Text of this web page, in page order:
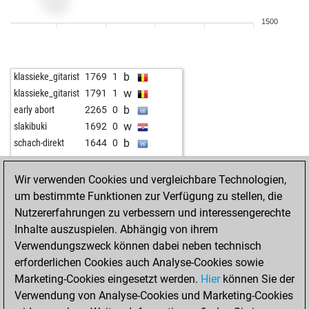
w
gewo 1811 0
alzada123 1920 0
alzada123 1939 1
lars u petersen 1754 0
lars u petersen 1764 1
genghiskhent 1965 0 w
milo14 1698 1 w
frenki8765 1484 1 w
frenki8765 1486 1 b
frenki8765 1489 1 w
frenki8765 1492 1 b
finnsv 1683 r b
finnsv 1691 1 w
finnsv 1700 1 b
1500
klassieke_gitarist 1769 1 b
klassieke_gitarist 1791 1 w
early abort 2265 0 b
slakibuki 1692 0 w
schach-direkt 1644 0 b
Wir verwenden Cookies und vergleichbare Technologien,
um bestimmte Funktionen zur Verfügung zu stellen, die
Nutzererfahrungen zu verbessern und interessengerechte
Inhalte auszuspielen. Abhängig von ihrem
Verwendungszweck können dabei neben technisch
erforderlichen Cookies auch Analyse-Cookies sowie
Marketing-Cookies eingesetzt werden. Hierkönnen Sie der
Verwendung von Analyse-Cookies und Marketing-Cookies